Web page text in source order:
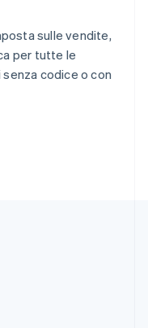
sulle vendite,
per tutte le
codice o con